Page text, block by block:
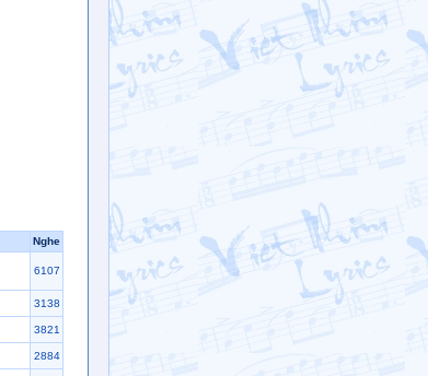
Nghe
6107
3138
3821
2884